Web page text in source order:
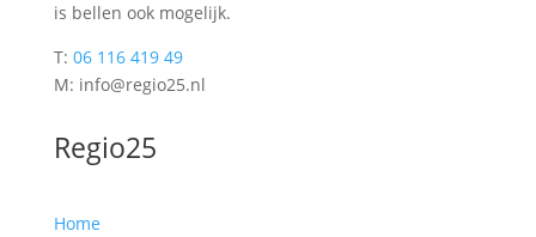
is bellen ook mogelijk.
T: 06 116 419 49
M: info@regio25.nl
Regio25
Home